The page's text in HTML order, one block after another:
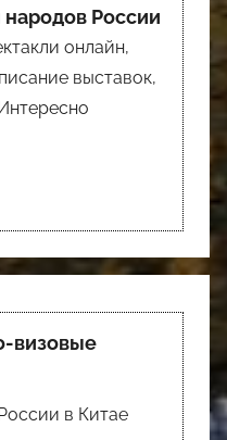
России
онлайн,
выставок,
визовые
в Китае